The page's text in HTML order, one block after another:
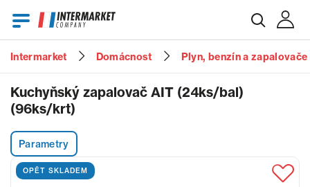
Heslo
Intermarket Domácnost Plyn, benzín a zapalovače
Kuchyňský zapalovač AIT (24ks/bal)
(96ks/krt)
Parametry
OPĚT SKLADEM